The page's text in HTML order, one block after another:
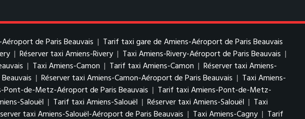
de Paris Beauvais | Tarif taxi gare de Amiens-Aéroport de Paris Beauvais
| Réserver taxi Amiens-Rivery | Taxi Amiens-Rivery-Aéroport de Paris Beauvais |
| Taxi Amiens-Camon | Tarif taxi Amiens-Camon | Réserver taxi Amiens-
| Réserver taxi Amiens-Camon-Aéroport de Paris Beauvais | Taxi Amiens-
Pont-de-Metz-Aéroport de Paris Beauvais | Tarif taxi Amiens-Pont-de-Metz-
Salouël | Tarif taxi Amiens-Salouël | Réserver taxi Amiens-Salouël | Taxi
taxi Amiens-Salouël-Aéroport de Paris Beauvais | Taxi Amiens-Cagny | Tarif